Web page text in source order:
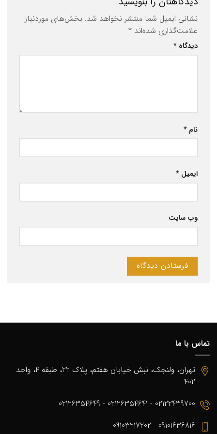
نشانی ایمیل شما منتشر نخواهد شد. بخش‌های موردنیاز
علامت‌گذاری شده‌اند *
دیدگاه *
نام *
ایمیل *
وب‌ سایت
تماس با ما
تهران، ولنجک، نبش خیابان هفتم، پلاک 22، طبقه 4، واحد
402
02122439700 - 02126354641 - 02126354649
09101636816 - 09103217202